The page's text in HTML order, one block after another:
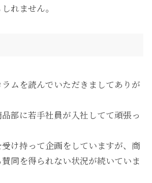
れません。
ムを読んでいただきましてありが
部に若手社員が入社してて頑張っ
け持って企画をしていますが、商
同を得られない状況が続いていま